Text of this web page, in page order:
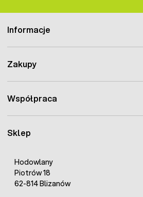
Sklep
Hodowlany
Piotrów 18
62-814 Blizanów
Informacje
Zakupy
Współpraca